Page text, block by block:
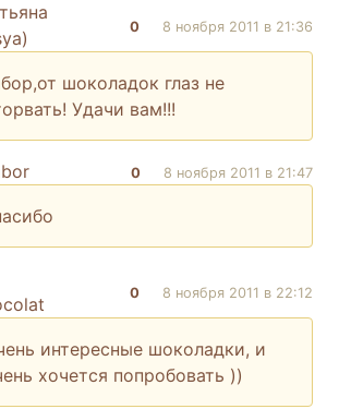
0 8 ноября 2011 в 21:36
шоколадок глаз не
Удачи вам!!!
0 8 ноября 2011 в 21:47
0 8 ноября 2011 в 22:12
интересные шоколадки, и
хочется попробовать ))